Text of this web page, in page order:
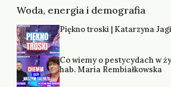
Woda, energia i demografia
Piękno troski | Katarzyna
Co wiemy o pestycydach w
hab. Maria Rembiałkowska